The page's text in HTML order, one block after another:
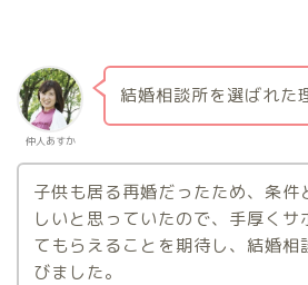
仲人あすか
結婚相談所を選ばれた
子供も居る再婚だったため、条件
しいと思っていたので、手厚くサ
てもらえることを期待し、結婚相
びました。